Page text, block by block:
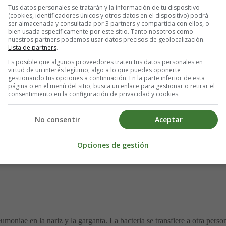
que encierran el cerebro y la médula espinal. Los síntomas
neumocócica es extremadamente grave y tiene una alta tasa
incluyen:
subyacentes que los predisponen a la enfermedad neumocócica
enfermedad pulmonar, cáncer o enfermedad renal.
en la nariz y la garganta. La bacteria se transfiere a otra
Tus datos personales se tratarán y la información de tu dispositivo
(cookies, identificadores únicos y otros datos en el dispositivo) podrá
ser almacenada y consultada por 3 partners y compartida con ellos, o
bien usada específicamente por este sitio. Tanto nosotros como
nuestros partners podemos usar datos precisos de geolocalización.
Lista de partners.
Es posible que algunos proveedores traten tus datos personales en
virtud de un interés legítimo, algo a lo que puedes oponerte
gestionando tus opciones a continuación. En la parte inferior de esta
página o en el menú del sitio, busca un enlace para gestionar o retirar el
consentimiento en la configuración de privacidad y cookies.
Aceptar
No consentir
Opciones de gestión